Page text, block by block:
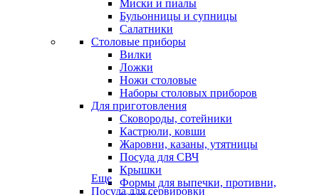
Миски и пиалы
Бульонницы и супницы
Салатники
Столовые приборы
Вилки
Ложки
Ножи столовые
Наборы столовых приборов
Для приготовления
Сковороды, сотейники
Кастрюли, ковши
Жаровни, казаны, утятницы
Посуда для СВЧ
Крышки
Формы для выпечки, противни,
Еще
Посуда для сервировки